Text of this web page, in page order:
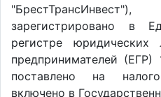
зарегистрировано в
регистре
предпринимателей (ЕГР)
поставлено на
включено в